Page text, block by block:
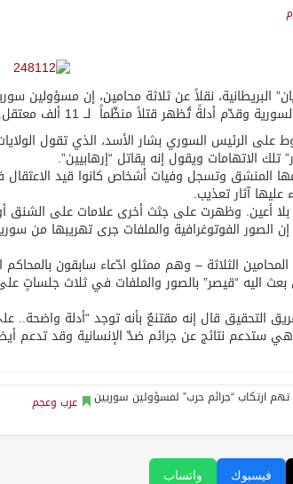
البريطانية، نقلاً عن ثلاثة محامين، إن
وقدّم أدلةً تُظهر قتلاً منظّماً لــ 11 ألف معتقل.
على الرئيس السوري بشار الأسد، الذي تقول
الاتهامات ويقول إنه يقاتل “إرهابيين”.
عليها آثار تعذيب.
أعين. وظهرت على جثث أخرى علامات على الشنق أو
الصور الفوتوغرافية والملفات جرى تهريبها من
المحامين الثلاثة – وهم ممثلو ادّعاء سابقون
بعث اليه “قيصر” بالصور والملفات في ثلاث جلساتٍ
التحقيق قال إنه مقتنعٌ بأنه توجد “أدلة
ستدعم نتائج عن جرائم ضدّ الإنسانية وقد تدعم
عرب وعجم
واتساب فيسبوك